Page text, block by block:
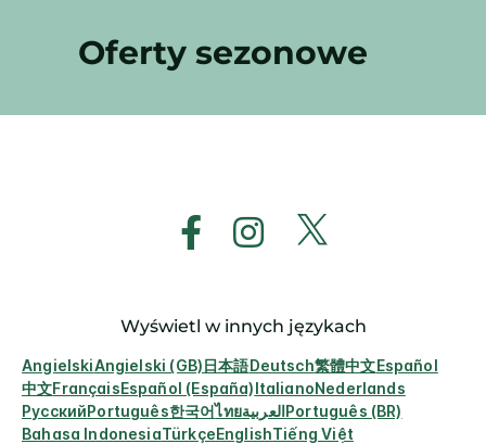
Oferty sezonowe
Wyświetl w innych językach
AngielskiAngielski (GB)日本語Deutsch繁體中文Español
中文FrançaisEspañol (España)ItalianoNederlands
РусскийPortuguês한국어ไทยالعربيةPortuguês (BR)
Bahasa IndonesiaTürkçeEnglishTiếng Việt